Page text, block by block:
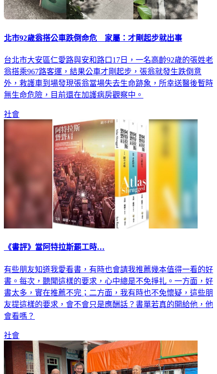
北市92歲翁搭公車跌倒命危 家屬：才剛起步就出事
台北市大安區仁愛路與安和路口17日，一名高齡92歲的張姓老
翁搭乘967路客運，結果公車才剛起步，張翁就發生跌倒意
外，救護車到場發現張翁當場失去生命跡象，所幸送醫後暫時
無生命危險，目前還在加護病房觀察中。
社會
《書評》當阿特拉斯罷工時…
有些朋友知道我愛看書，有時也會請我推薦幾本值得一看的好
書。每次，聽聞這樣的要求，心中總是不免掙扎。一方面，好
書太多，實在推薦不完；二方面，我有時也不免懷疑，這些朋
友提這樣的要求，會不會只是應酬話？書單若真的開給他，他
會看嗎？
社會